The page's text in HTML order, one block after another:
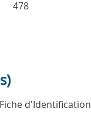
478
d'Identification